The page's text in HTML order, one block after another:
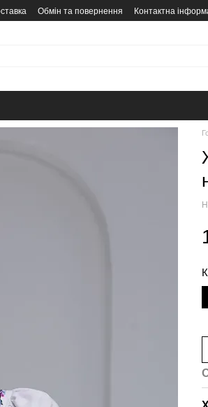
Обмін та повернення Контактна